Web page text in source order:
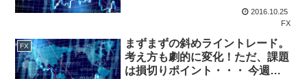
2016.10.25
FX
FX
まずまずの斜めライントレード。
考え方も劇的に変化！ただ、課題
は損切りポイント・・・ 今週計 0